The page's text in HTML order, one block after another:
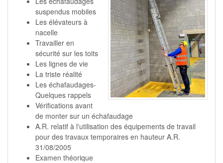
suspendus mobiles
Les élévateurs à
nacelle
Travailler en
sécurité sur les toits
Les lignes de vie
La triste réalité
Les échafaudages-
Quelques rappels
Vérifications avant
de monter sur un échafaudage
A.R. relatif à l'utilisation des équipements de travail
pour des travaux temporaires en hauteur A.R.
31/08/2005
Examen théorique